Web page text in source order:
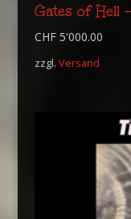
Gates of Hell
CHF5'000.00
zzgl. Versand